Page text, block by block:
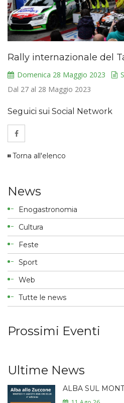
Rally internazionale del
Domenica 28 Maggio 2023
Dal 27 al 28 Maggio 2023
Seguici sui Social Network
Torna all'elenco
News
Enogastronomia
Cultura
Feste
Sport
Web
Tutte le news
Prossimi Eventi
Ultime News
ALBA SUL